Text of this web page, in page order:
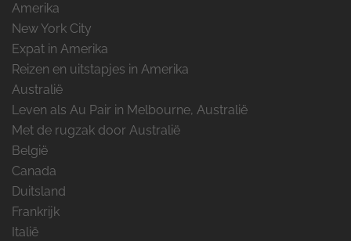
Amerika
New York City
Expat in Amerika
Reizen en uitstapjes in Amerika
Australië
Leven als Au Pair in Melbourne, Australië
Met de rugzak door Australië
België
Canada
Duitsland
Frankrijk
Italië